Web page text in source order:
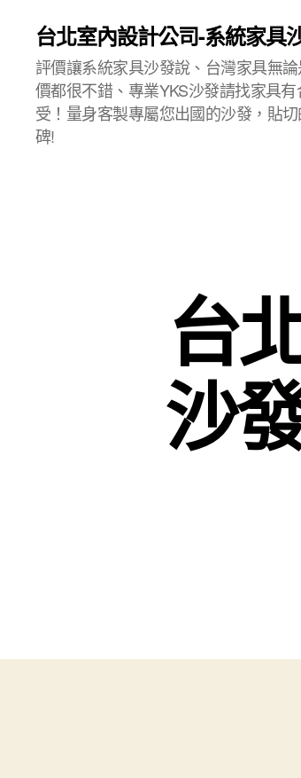
台北室內設計公司-系統家具
評價讓系統家具沙發說、台灣家具無
價都很不錯、專業YKS沙發請找家具
受！量身客製專屬您出國的沙發，貼
碑!
台
沙